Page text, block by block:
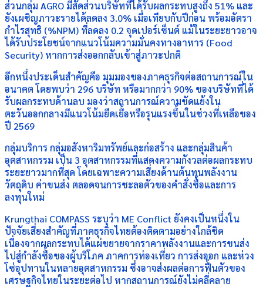
ส่วนกลุ่ม AGRO มีสัดส่วนบริษัทที่ได้รับผลกระทบสูงถึง 51% และ
ยังเผชิญภาวะรายได้ลดลง 3.0% เมื่อเทียบกับปีก่อน พร้อมอัตรา
กำไรสุทธิ (%NPM) ที่ลดลง 0.2 จุดเปอร์เซ็นต์ แม้ในระยะยาวอาจ
ได้รับประโยชน์จากแนวโน้มความมั่นคงทางอาหาร (Food
Security) หากการส่งออกกลับเข้าสู่ภาวะปกติ
อีกหนึ่งประเด็นสำคัญคือ มุมมองของภาคธุรกิจต่อสถานการณ์ใน
อนาคต โดยพบว่า 296 บริษัท หรือมากกว่า 90% ของบริษัทที่ได้
รับผลกระทบด้านลบ มองว่าสถานการณ์ความขัดแย้งใน
ตะวันออกกลางมีแนวโน้มยืดเยื้อหรือรุนแรงขึ้นในช่วงที่เหลือของ
ปี 2569
กลุ่มบริการ กลุ่มอสังหาริมทรัพย์และก่อสร้าง และกลุ่มสินค้า
อุตสาหกรรม เป็น 3 อุตสาหกรรมที่แสดงความกังวลต่อผลกระทบ
ระยะยาวมากที่สุด โดยเฉพาะความเสี่ยงด้านต้นทุนพลังงาน
วัตถุดิบ ค่าขนส่ง ตลอดจนการชะลอตัวของคำสั่งซื้อและการ
ลงทุนใหม่
Krungthai COMPASS ระบุว่า ME Conflict ยังคงเป็นหนึ่งใน
ปัจจัยเสี่ยงสำคัญที่ภาคธุรกิจไทยต้องติดตามอย่างใกล้ชิด
เนื่องจากผลกระทบได้แผ่ขยายจากราคาพลังงานและการขนส่ง
ไปสู่กำลังซื้อของผู้บริโภค ภาคการท่องเที่ยว การส่งออก และห่วง
โซ่อุปทานในหลายอุตสาหกรรม ซึ่งอาจส่งผลต่อการฟื้นตัวของ
เศรษฐกิจไทยในระยะต่อไป หากสถานการณ์ยังไม่คลี่คลาย